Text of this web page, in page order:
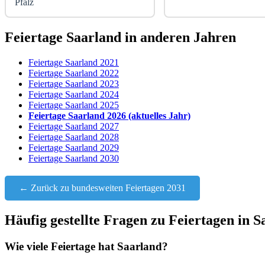
Pfalz
Feiertage Saarland in anderen Jahren
Feiertage Saarland 2021
Feiertage Saarland 2022
Feiertage Saarland 2023
Feiertage Saarland 2024
Feiertage Saarland 2025
Feiertage Saarland 2026 (aktuelles Jahr)
Feiertage Saarland 2027
Feiertage Saarland 2028
Feiertage Saarland 2029
Feiertage Saarland 2030
← Zurück zu bundesweiten Feiertagen 2031
Häufig gestellte Fragen zu Feiertagen in
Wie viele Feiertage hat Saarland?